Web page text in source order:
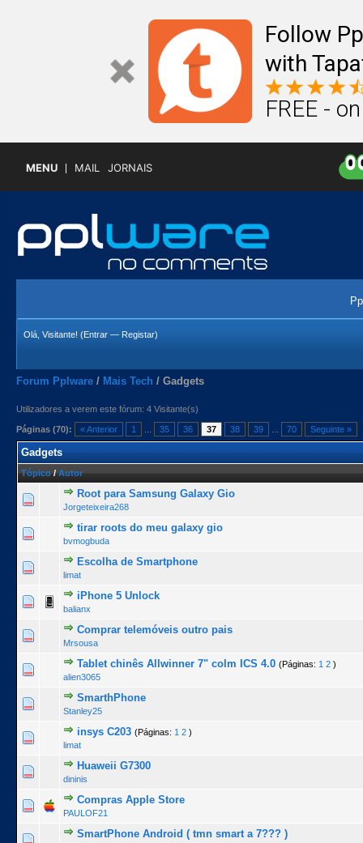
Follow
with
FREE -
MENU MAIL JORNAIS
Olá, Visitante! (Entrar — Registar)
Forum Pplware / Mais Tech / Gadgets
Utilizadores a verem este fórum: 4 Visitante(s)
Páginas (70): « Anterior 1 35 36 37 38 39 70 Seguinte »
Gadgets
Tópico/Autor
Root para Samsung Galaxy Gio
Jorgeteixeira268
0 Voto(s) - 0 de 5 na totalidade
12 345
tirar roots do meu galaxy gio
bvmogbuda
0 Voto(s) - 0 de 5 na totalidade
1 2345
Escolha de Smartphone
limat
0 Voto(s) - 0 de 5 na totalidade
12345
iPhone 5 Unlock
balianx
0 Voto(s) - 0 de 5 na totalidade
Comprar telemóveis outro pais
Mrsousa
0 Voto(s) - 0 de 5 na totalidade
12345
Tablet chinês Allwinner 7" colm ICS 4.0 (Páginas: 1 2 )
alien3065
0 Voto(s) - 0 de 5 na totalidade
12345
SmarthPhone
Stanley25
0 Voto(s) - 0 de 5 na totalidade
insys C203 (Páginas: 1 2 )
limat
0 Voto(s) - 0 de 5 na totalidade
1234 5
Huaweii G7300
dininis
0 Voto(s) - 0 de 5 na totalidade
Compras Apple Store
PAULOF21
0 Voto(s) - 0 de 5 na totalidade
1234
SmartPhone Android ( tmn smart a 7??? )
0 Voto(s) - 0 de 5 na totalidade
123 45